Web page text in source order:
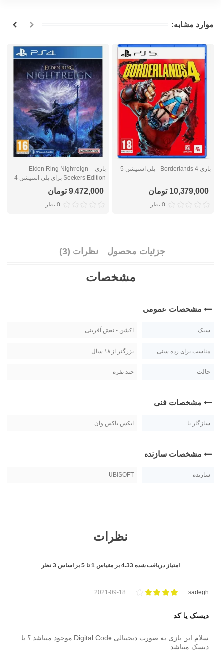
موارد مشابه:
بازی Borderlands 4 - پلی استیشن 5
10,379,000 تومان
0 نظر
بازی Elden Ring Nightreign –
Seekers Edition برای پلی استیشن 4
9,472,000 تومان
0 نظر
جزئیات محصول نظرات (3)
مشخصات
مشخصات عمومی
سبک اکشن - نقش آفرینی
مناسب برای رده سنی بزرگتر از ۱۸ سال
حالت چند نفره
مشخصات فنی
سازگار با ایکس باکس وان
مشخصات سازنده
سازنده UBISOFT
نظرات
امتیاز دریافت شده 4.33 بر مقیاس 1تا 5 بر اساس 3 نظر
sadegh
2021-09-18
دیسک یا کد
سلام این بازی به صورت دیجیتالی Digital Code موجود میباشد ؟ یا
دیسک میباشد